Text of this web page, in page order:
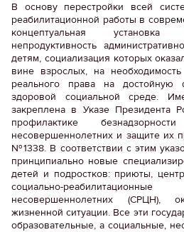
В основу перестройки всей
реабилитационной работы в
концептуальная
непродуктивность
детям, социализация которых
вине взрослых, на
реального права на достойную
здоровой социальной среде.
закреплена в Указе Президента
профилактике
несовершеннолетних и защите их
№1338. В соответствии с этим
принципиально новые
детей и подростков: приюты,
социально-
несовершеннолетних (СРЦН),
жизненной ситуации. Все эти
образовательные, а социальные,